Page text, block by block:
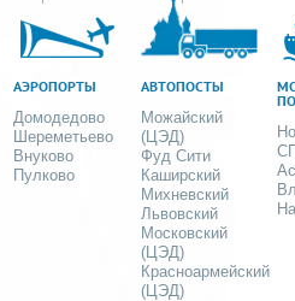
АЭРОПОРТЫ
Домодедово
Шереметьево
Внуково
Пулково
АВТОПОСТЫ
Можайский
(ЦЭД)
Фуд Сити
Каширский
Михневский
Львовский
Московский
(ЦЭД)
Красноармейский
(ЦЭД)